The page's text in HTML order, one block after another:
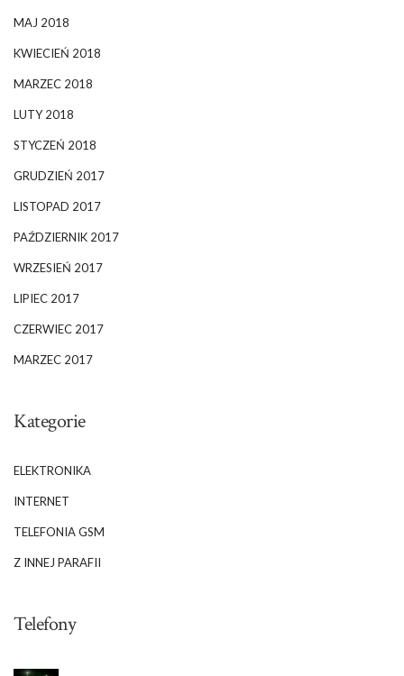
MAJ 2018
KWIECIEŃ 2018
MARZEC 2018
LUTY 2018
STYCZEŃ 2018
GRUDZIEŃ 2017
LISTOPAD 2017
PAŹDZIERNIK 2017
WRZESIEŃ 2017
LIPIEC 2017
CZERWIEC 2017
MARZEC 2017
Kategorie
ELEKTRONIKA
INTERNET
TELEFONIA GSM
Z INNEJ PARAFII
Telefony